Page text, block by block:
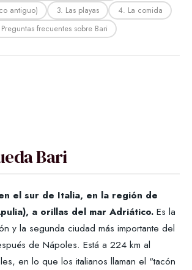
antiguo)
3. Las playas
4. La comida
Preguntas frecuentes sobre Bari
Bari
el sur de Italia, en la región de
a orillas del mar Adriático. Es la
y la segunda ciudad más importante del
de Nápoles. Está a 224 km al
en lo que los italianos llaman el "tacón